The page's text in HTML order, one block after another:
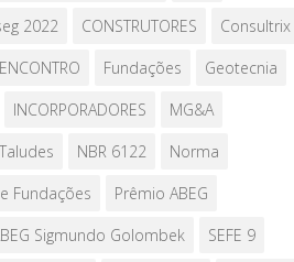
2022
CONSTRUTORES
Consultrix
ENCONTRO Fundações
Geotecnia
INCORPORADORES
MG&A
NBR 6122
Norma
Fundações
Prêmio ABEG
Sigmundo Golombek
SEFE 9